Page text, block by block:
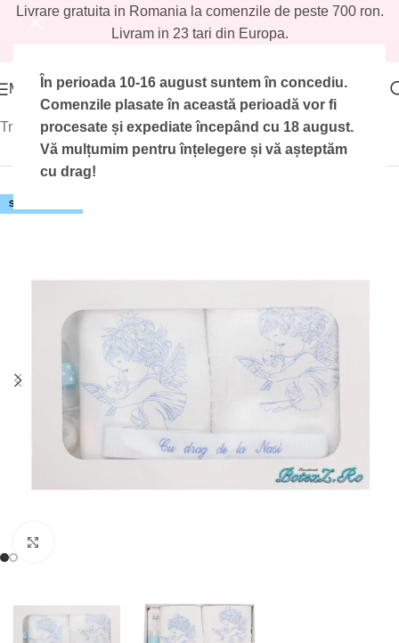
În perioada 10-16 august suntem în concediu.
Comenzile plasate în această perioadă vor fi
procesate și expediate începând cu 18 august.
Vă mulțumim pentru înțelegere și vă așteptăm
cu drag!
Livrare gratuita in Romania la comenzile de peste 700 ron.
Livram in 23 tari din Europa.
MENIU
Prima pagină/Magazin/Baieti /Trusouri botez baieti/
Trusouri botez standard baieti
STOC EPUIZAT